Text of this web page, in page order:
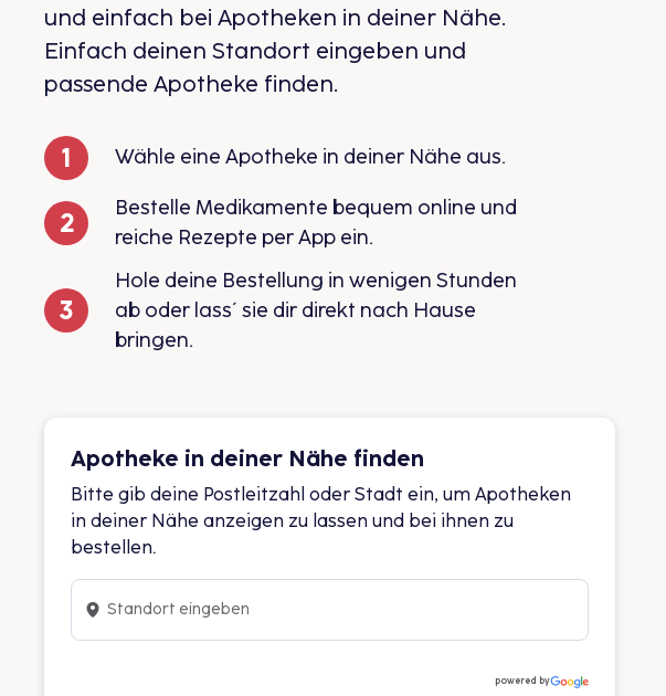
und einfach bei Apotheken in deiner Nähe.
Einfach deinen Standort eingeben und
passende Apotheke finden.
Wähle eine Apotheke in deiner Nähe aus.
Bestelle Medikamente bequem online und
reiche Rezepte per App ein.
Hole deine Bestellung in wenigen Stunden
ab oder lass´ sie dir direkt nach Hause
bringen.
Apotheke in deiner Nähe finden
Bitte gib deine Postleitzahl oder Stadt ein, um Apotheken
in deiner Nähe anzeigen zu lassen und bei ihnen zu
bestellen.
powered by